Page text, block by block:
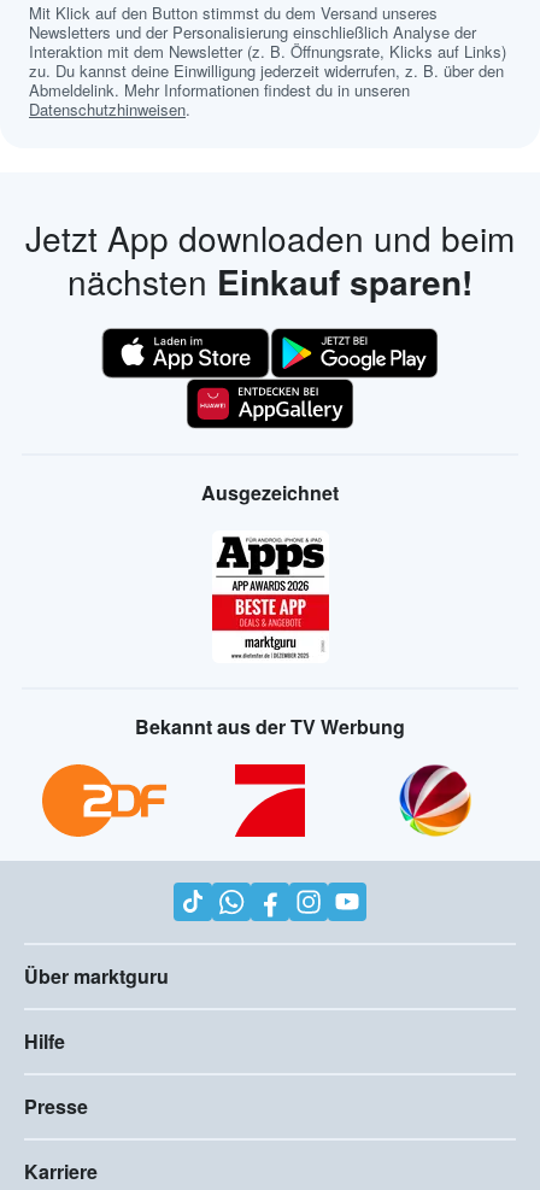
Mit Klick auf den Button stimmst du dem Versand unseres
Newsletters und der Personalisierung einschließlich Analyse der
Interaktion mit dem Newsletter (z. B. Öffnungsrate, Klicks auf Links)
zu. Du kannst deine Einwilligung jederzeit widerrufen, z. B. über den
Abmeldelink. Mehr Informationen findest du in unseren
Datenschutzhinweisen.
Jetzt App downloaden und beim
nächsten Einkauf sparen!
Ausgezeichnet
Bekannt aus der TV Werbung
Über marktguru
Hilfe
Presse
Karriere